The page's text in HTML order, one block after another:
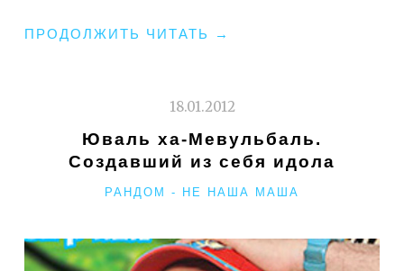
ПРОДОЛЖИТЬ ЧИТАТЬ
"СЕМЬ
ФЛЭШМОБ"
→
18.01.2012
Юваль ха-Мевульбаль.
Создавший из себя идола
РУБРИКИ
РАНДОМ - НЕ НАША МАША